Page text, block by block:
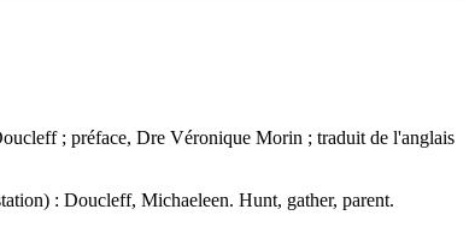
; préface, Dre Véronique Morin ; traduit de l'anglais
: Doucleff, Michaeleen. Hunt, gather, parent.